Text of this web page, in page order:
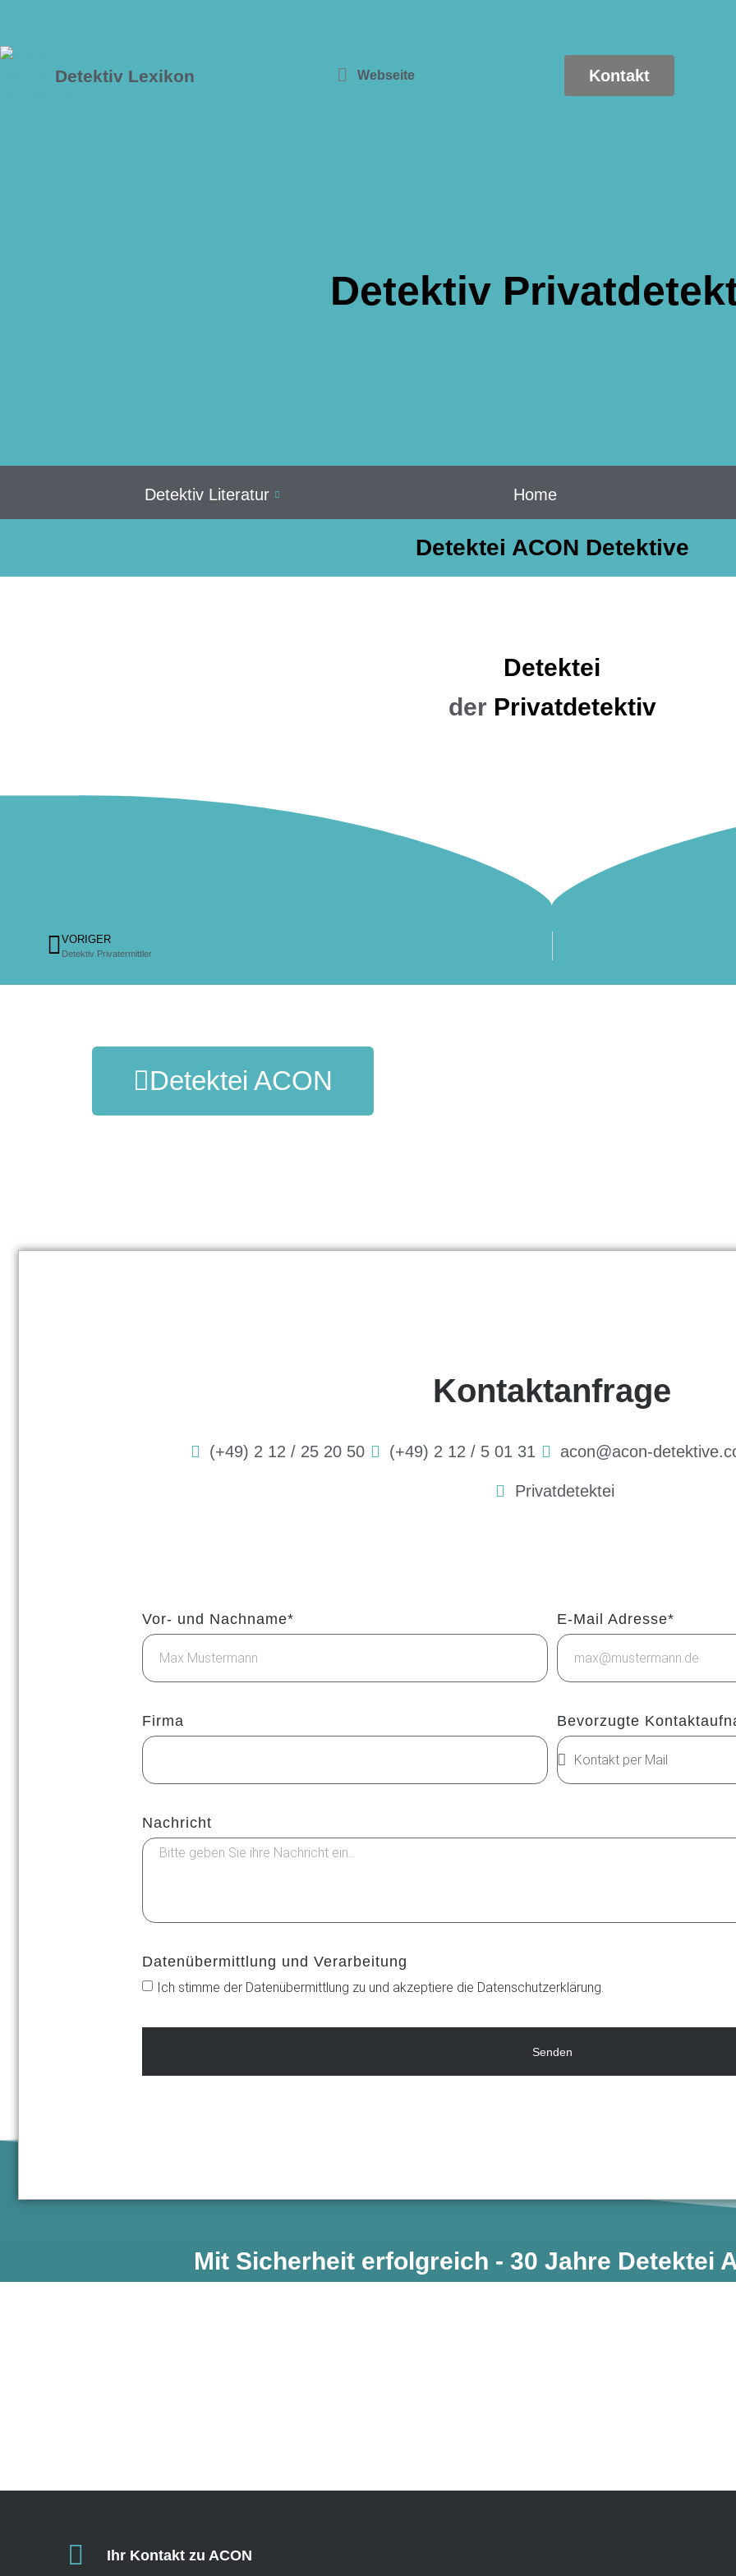
Detektiv Lexikon Webseite Kontakt
Detektiv
Detektiv Literatur Home
Detektei ACON Detektive
Detektei
der Privatdetektiv
VORIGER
Detektiv Privatermittler
Detektei ACON
Kontaktanfrage
(+49) 2 12 / 25 20 50 (+49) 2 12 / 5 01 31 acon@acon-
Privatdetektei
Vor- und Nachname* E-Mail Adresse*
Firma Bevorzugte
Nachricht
Datenübermittlung und Verarbeitung
Ich stimme der Datenübermittlung zu und akzeptiere die Datenschutzerklärung.
Senden
Mit Sicherheit erfolgreich - 30 Jahre Detektei
Ihr Kontakt zu ACON